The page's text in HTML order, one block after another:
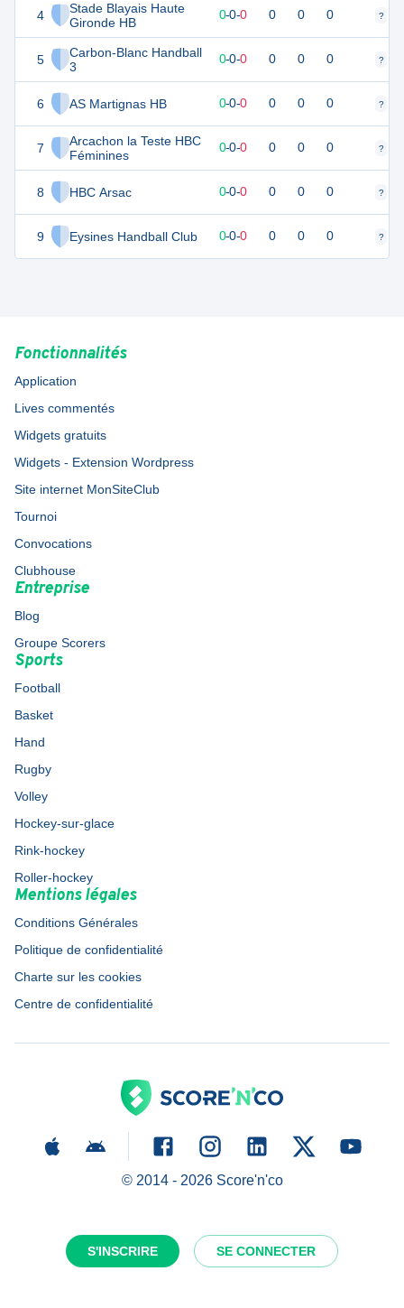
S'INSCRIRE SE CONNECTER
4
Stade Blayais Haute
Gironde HB
5
Carbon-Blanc Handball
3
6 AS Martignas HB
7
Arcachon la Teste HBC
Féminines
8 HBC Arsac
9 Eysines Handball Club
0 0-0-0 0 0 0 ?
0 0 0-0-0 0 0 0 ?
0 0-0-0 0 0 0 ?
0 0 0-0-0 0 0 0 ?
0-0-0 0 0 0 ?
0 0 0-0-0 0 0 0 ?
Fonctionnalités
Application
Lives commentés
Widgets gratuits
Widgets - Extension Wordpress
Site internet MonSiteClub
Tournoi
Convocations
Clubhouse
Entreprise
Blog
Groupe Scorers
Sports
Football
Basket
Hand
Rugby
Volley
Hockey-sur-glace
Rink-hockey
Roller-hockey
Mentions légales
Conditions Générales
Politique de confidentialité
Charte sur les cookies
Centre de confidentialité
© 2014 - 2026Score'n'co